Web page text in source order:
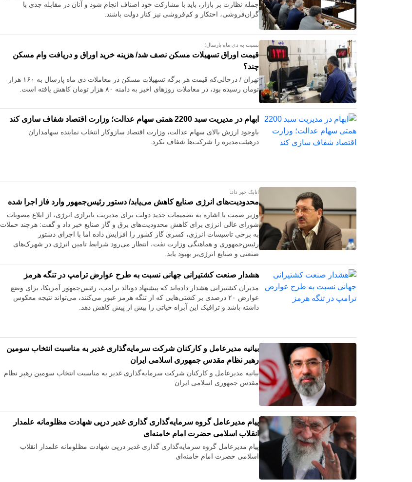
جمله نظارت بر بازار، باید با مشارکت خود اصناف انجام شود و آنان در مقابله جدی با
گران‌فروشی، احتکار و کم‌فروشی نیز کنار دولت باشند.
نسبت به دی ماه پارسال؛
قیمت اوراق تسهیلات مسکن نصف شد/ هزینه خرید اوراق و دریافت وام مسکن
چند؟
تهران / درحالی‌که قیمت هر برگه تسهیلات مسکن در معاملات دی ماه پارسال به ۱۶۰ هزار
تومان رسیده بود، در معاملات روزهای اخیر به دامنه ۸۰ هزار تومان کاهش یافته است.
ابهام در مدیریت سبد 2200 همتی سهام عدالت؛ وزارت اقتصاد شفاف سازی کند
باوجود ارزش بالای سهام عدالت، وزارت اقتصاد سازوکار انتخاب نماینده سهامداران
درهیئت‌مدیره را شرکت‌ها شفاف نکرد.
اتابک خبر داد:
محدودیت‌های انرژی صنایع کاهش می‌یابد/ دستور رئیس‌جمهور وارد فاز اجرا شده
وزیر صمت با اشاره به تصمیمات جدید دولت برای مدیریت ناترازی انرژی، از ابلاغ مصوبات
شورای عالی انرژی برای کاهش محدودیت‌های برق و گاز صنایع خبر داد و گفت: هرچند حملات
به برخی تاسیسات انرژی، کسری گاز کشور را افزایش داده اما با اجرای دستور
رئیس‌جمهوری و هماهنگی وزارت نفت، انتظار می‌رود شرایط تامین انرژی در شهرک‌های
صنعتی و صنایع انرژی‌بر بهبود یابد.
هشدار صنعت کشتیرانی جهانی نسبت به طرح عوارض ترامپ در تنگه هرمز
مدیران کشتیرانی هشدار داده‌اند که پیشنهاد دونالد ترامپ، رئیس‌جمهور آمریکا، برای وضع
عوارض ۲۰ درصدی بر کشتی‌هایی که از تنگه هرمز عبور می‌کنند، می‌تواند نتیجه معکوس
داشته باشد و ترافیک این آبراه حیاتی را بیش از پیش کاهش دهد.
بیانیه مدیرعامل و کارکنان شرکت سرمایه‌گذاری غدیر به مناسبت انتخاب سومین
رهبر نظام مقدس جمهوری اسلامی ایران
بیانیه مدیرعامل و کارکنان شرکت سرمایه‌گذاری غدیر به مناسبت انتخاب سومین رهبر نظام
مقدس جمهوری اسلامی ایران
پیام مدیرعامل گروه سرمایه‌گذاری ‌گذاری غدیر درپی شهادت مظلومانه علمدار
انقلاب اسلامی حضرت امام خامنه‌ای
پیام مدیرعامل گروه سرمایه‌گذاری ‌گذاری غدیر درپی شهادت مظلومانه علمدار انقلاب
اسلامی حضرت امام خامنه‌ای